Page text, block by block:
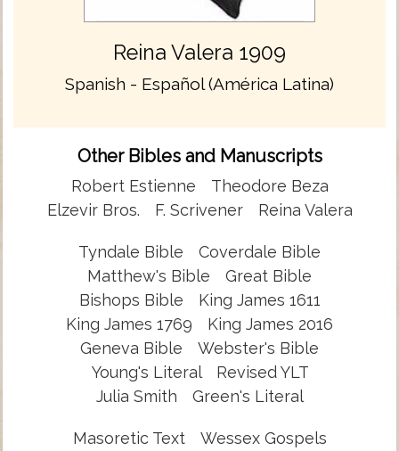
Reina Valera 1909
Spanish - Español (América Latina)
Other Bibles and Manuscripts
Robert Estienne
Theodore Beza
Elzevir Bros.
F. Scrivener Reina Valera
Tyndale Bible
Coverdale Bible
Matthew's Bible
Great Bible
Bishops Bible
King James 1611
King James 1769
King James 2016
Geneva Bible
Webster's Bible
Young's Literal
Revised YLT
Julia Smith
Green's Literal
Masoretic Text
Wessex Gospels